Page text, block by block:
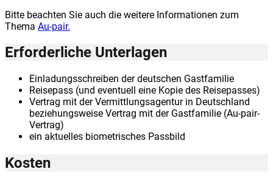
Bitte beachten Sie auch die weitere Informationen zum
Thema Au-pair.
Erforderliche Unterlagen
Einladungsschreiben der deutschen Gastfamilie
Reisepass (und eventuell eine Kopie des Reisepasses)
Vertrag mit der Vermittlungsagentur in Deutschland
beziehungsweise Vertrag mit der Gastfamilie (Au-pair-
Vertrag)
ein aktuelles biometrisches Passbild
Kosten